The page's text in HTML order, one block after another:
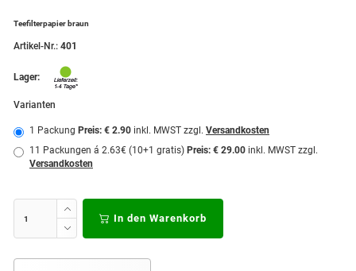
Teefilterpapier braun
Artikel-Nr.: 401
Lager:
Varianten
1 Packung Preis: € 2.90 inkl. MWST zzgl. Versandkosten
11 Packungen á 2.63€ (10+1 gratis) Preis: € 29.00 inkl. MWST zzgl.
Versandkosten
In den Warenkorb